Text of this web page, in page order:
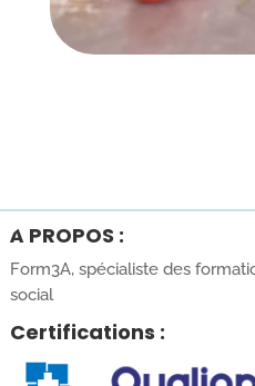
À PROPOS :
Form3A, spécialiste des
social
Certifications :